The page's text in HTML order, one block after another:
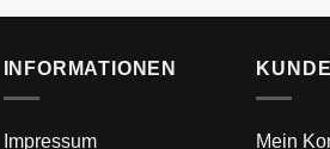
INFORMATIONEN
Impressum Mein